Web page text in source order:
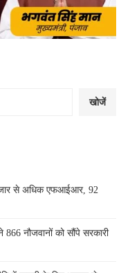
खोजें
से अधिक एफआईआर, 92
नौजवानों को सौंपे सरकारी